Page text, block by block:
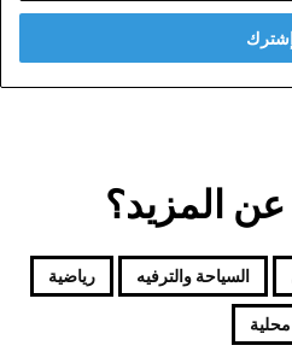
المزيد؟
السياحة والترفيه رياضية
محلية